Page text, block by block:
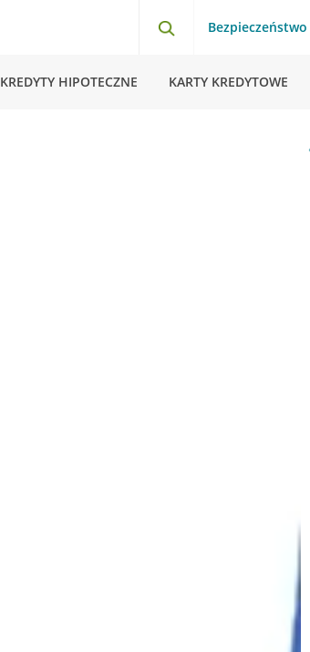
Bezpieczeństwo
KREDYTY HIPOTECZNE KARTY KREDYTOWE